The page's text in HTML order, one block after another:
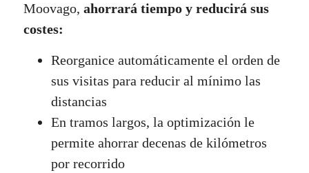
Moovago,ahorrará tiempo y reducirá sus
costes:
Reorganice automáticamente el orden de
sus visitas para reducir al mínimo las
distancias
En tramos largos, la optimización le
permite ahorrar decenas de kilómetros
por recorrido